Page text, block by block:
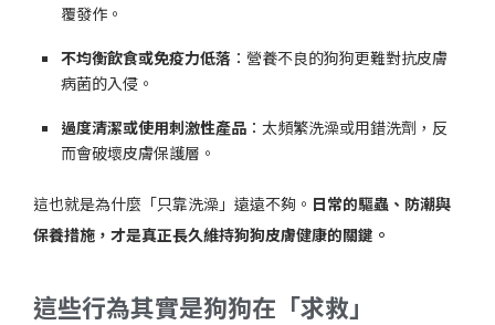
覆發作。
不均衡飲食或免疫力低落 ：營養不良的狗狗更難對抗皮膚
病菌的入侵。
過度清潔或使用刺激性產品 ：太頻繁洗澡或用錯洗劑，反
而會破壞皮膚保護層。
這也就是為什麼「只靠洗澡」遠遠不夠。 日常的驅蟲、防潮與
保養措施，才是真正長久維持狗狗皮膚健康的關鍵。
這些行為其實是狗狗在「求救」